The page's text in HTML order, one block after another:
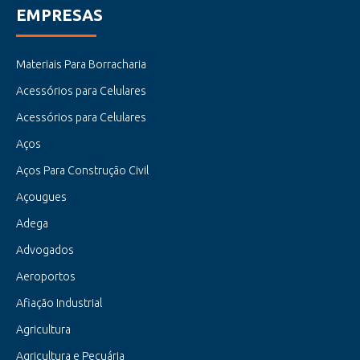
EMPRESAS
Materiais Para Borracharia
Acessórios para Celulares
Acessórios para Celulares
Aços
Aços Para Construção Civil
Açougues
Adega
Advogados
Aeroportos
Afiação Industrial
Agricultura
Agricultura e Pecuária